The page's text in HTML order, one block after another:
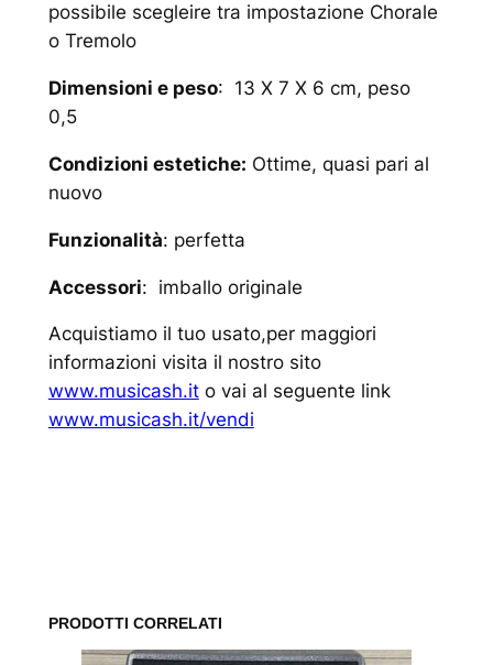
possibile scegleire tra impostazione Chorale
o Tremolo
Dimensioni e peso: 13 X 7 X 6 cm, peso
0,5
Condizioni estetiche: Ottime, quasi pari al
nuovo
Funzionalità: perfetta
Accessori: imballo originale
Acquistiamo il tuo usato,per maggiori
informazioni visita il nostro sito
www.musicash.ito vai al seguente link
www.musicash.it/vendi
PRODOTTI CORRELATI